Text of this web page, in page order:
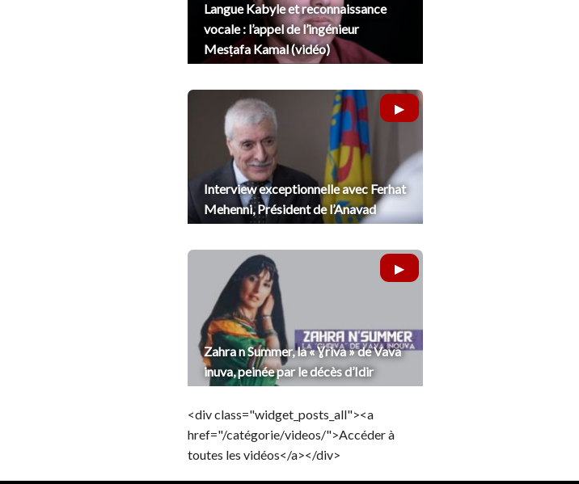
Langue Kabyle et reconnaissance
vocale : l’appel de l’ingénieur
Mesṭafa Kamal (vidéo)
Interview exceptionnelle avec Ferhat
Mehenni, Président de l’Anavad
Zahra n Summer, la « Ɣriva » de Vava
inuva, peinée par le décès d’Idir
<div class="widget_posts_all"><a
href="/catégorie/videos/">Accéder à
toutes les vidéos</a></div>